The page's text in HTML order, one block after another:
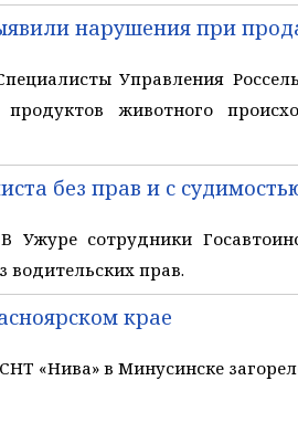
нарушения при
Управления
животного
без прав и с
сотрудники
водительских прав.
крае
«Нива» в Минусинске